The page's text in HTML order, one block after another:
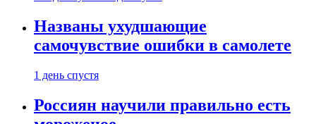
Названы ухудшающие
самочувствие ошибки в самолете
1 день спустя
Россиян научили правильно есть